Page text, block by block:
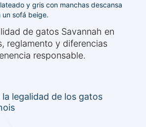
y gris con manchas descansa
sofá beige.
de gatos Savannah en
reglamento y diferencias
responsable.
legalidad de los gatos